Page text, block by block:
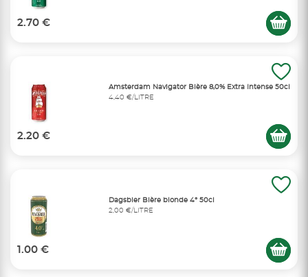
2.70 €
Amsterdam Navigator Bière 8,0% Extra Intense 50cl
4,40 €/LITRE
2.20 €
Dagsbier Bière blonde 4° 50cl
2,00 €/LITRE
1.00 €